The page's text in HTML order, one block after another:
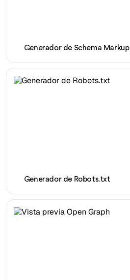
Generador de Schema Markup
Generador de Robots.txt